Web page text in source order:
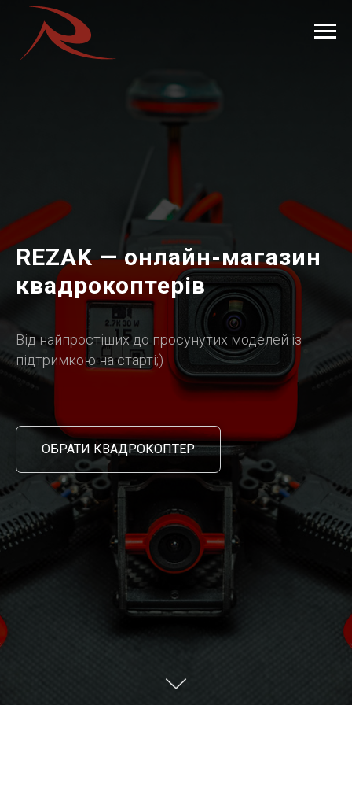
REZAK — онлайн-магазин
квадрокоптерів
Від найпростіших до просунутих моделей із
підтримкою на старті;)
ОБРАТИ КВАДРОКОПТЕР